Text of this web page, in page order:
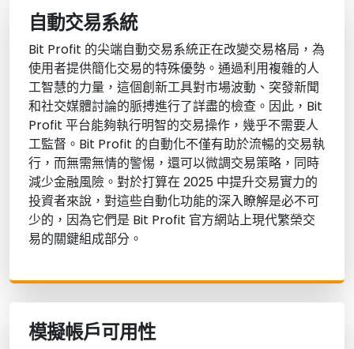
自動交易系統
Bit Profit 的尖端自動交易系統正在改變交易格局，為
使用者提供簡化交易的特殊優勢。通過利用複雜的人
工智慧的力量，這個創新工具對市場波動、突發新聞
和社交媒體討論的脈搏進行了詳盡的檢查。因此，Bit
Profit 平台能夠執行明智的交易操作，幾乎不需要人
工監督。Bit Profit 的自動化不僅有助於流暢的交易執
行，而無需無情的警惕，還可以微調交易策略，同時
減少金融風險。對於打算在 2025 中提升交易實力的
投資者來說，對這些自動化功能的深入瞭解是必不可
少的，因為它們是 Bit Profit 官方網站上現代繁榮交
易的關鍵組成部分。
模擬帳戶可用性